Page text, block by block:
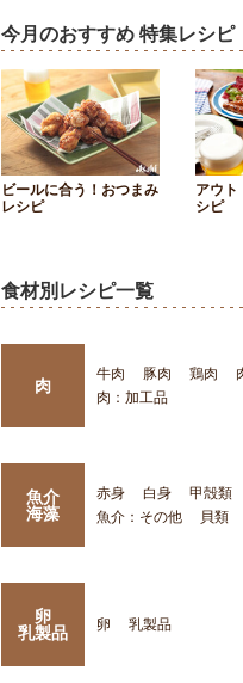
今月のおすすめ 特集レシピ
ビールに合う！おつまみ
レシピ
アウト
シピ
食材別レシピ一覧
肉
牛肉 豚肉 鶏肉
肉：加工品
魚介
海藻
赤身 白身 甲殻類
魚介：その他
貝類
卵
乳製品
卵 乳製品